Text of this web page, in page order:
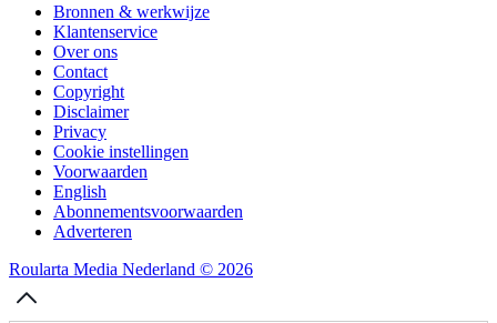
Bronnen & werkwijze
Klantenservice
Over ons
Contact
Copyright
Disclaimer
Privacy
Cookie instellingen
Voorwaarden
English
Abonnementsvoorwaarden
Adverteren
Roularta Media Nederland © 2026